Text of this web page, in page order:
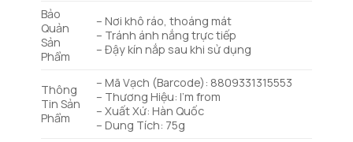
Bảo
Quản
Sản
Phẩm
– Nơi khô ráo, thoáng mát
– Tránh ánh nắng trực tiếp
– Đậy kín nắp sau khi sử dụng
Thông
Tin Sản
Phẩm
– Mã Vạch (Barcode): 8809331315553
– Thương Hiệu: I’m from
– Xuất Xứ: Hàn Quốc
– Dung Tích: 75g